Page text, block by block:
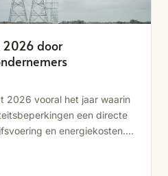
2026 door
2026 vooral het jaar waarin
een directe
en energiekosten....